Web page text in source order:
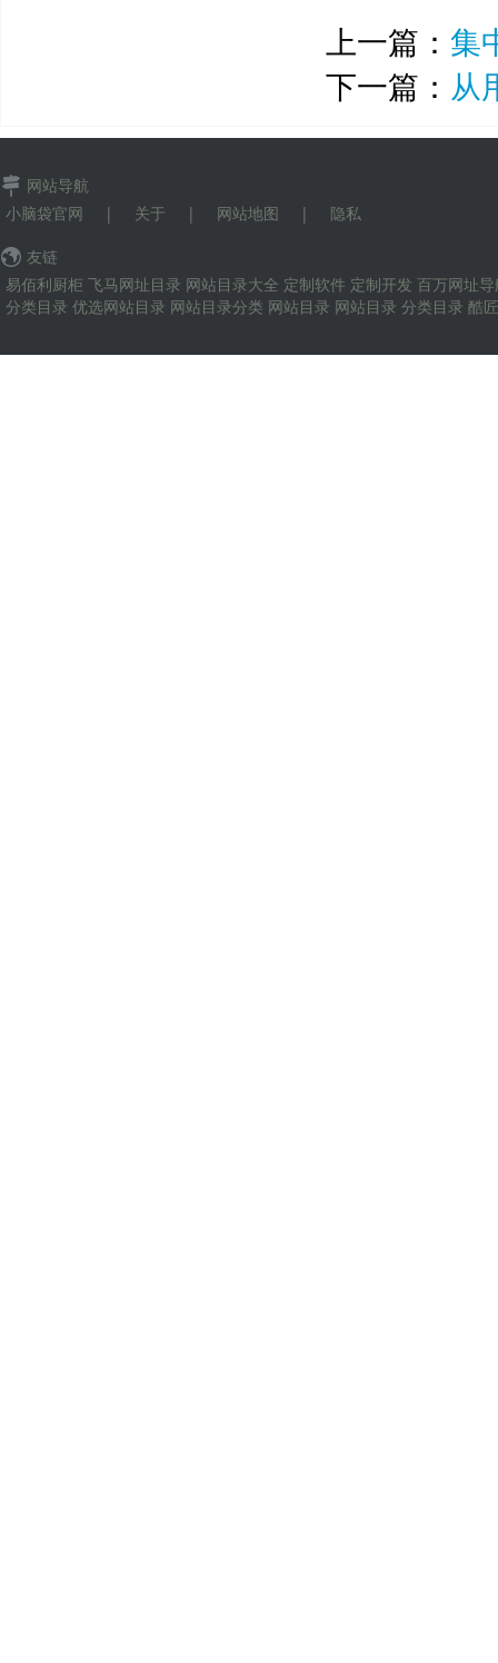
上一篇： 集
下一篇： 从
网站导航
小脑袋官网
| 关于 | 网站地图 | 隐私
友链
易佰利厨柜 飞马网址目录 网站目录大全 定制软件 定制开发 百万网址
分类目录 优选网站目录 网站目录分类 网站目录 网站目录 分类目录 酷